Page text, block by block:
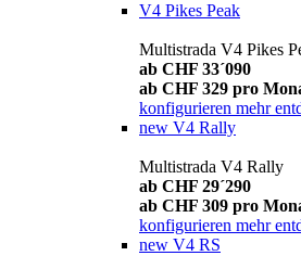
V4 Pikes Peak
Multistrada V4 Pikes
ab CHF 33´090
ab CHF 329 pro
konfigurieren mehr
new V4 Rally
Multistrada V4 Rally
ab CHF 29´290
ab CHF 309 pro
konfigurieren mehr
new V4 RS